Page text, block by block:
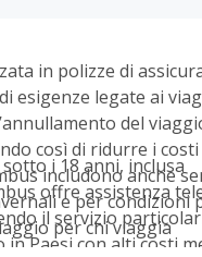
in polizze di
esigenze legate ai
del
così di ridurre i
includono anche
e per condizioni
per chi viaggia
i 18 anni, inclusa
offre assistenza
il servizio
Paesi con alti costi